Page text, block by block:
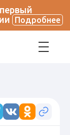
Подробнее